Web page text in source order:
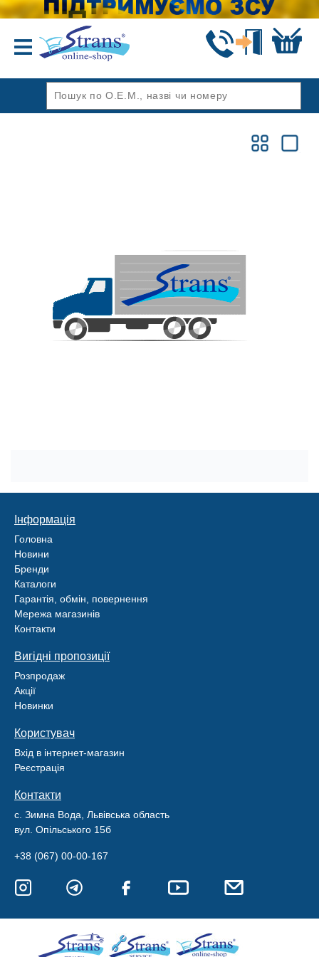
Інформація
Головна
Новини
Бренди
Каталоги
Гарантія, обмін, повернення
Мережа магазинів
Контакти
Вигідні пропозиції
Розпродаж
Акції
Новинки
Користувач
Вхід в інтернет-магазин
Реєстрація
Контакти
с. Зимна Вода, Львівська область
вул. Опільського 15б
+38 (067) 00-00-167